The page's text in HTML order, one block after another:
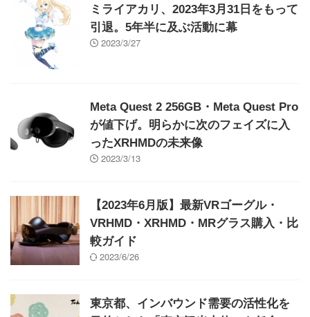
ミライアカリ、2023年3月31日をもって
引退。5年半に及ぶ活動に幕
2023/3/27
Meta Quest 2 256GB・Meta Quest Pro
が値下げ。明らかに次のフェイズに入
ったXRHMDの未来像
2023/3/13
【2023年6月版】最新VRゴーグル・
VRHMD・XRHMD・MRグラス購入・比
較ガイド
2023/6/26
東京都、インバウンド需要の活性化を